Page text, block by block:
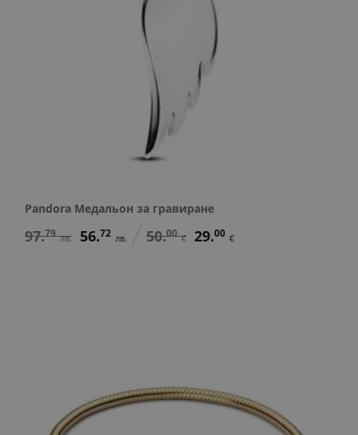
Pandora Медальон за гравиране
97.79 лв. 56.72 лв. 50.00 € 29.00 €